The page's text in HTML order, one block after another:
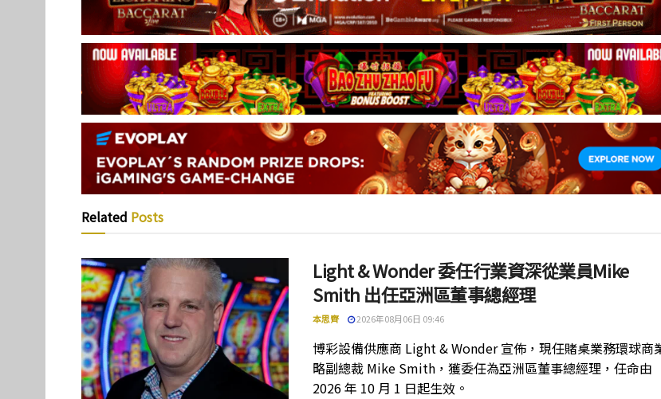
Related Posts
Light & Wonder 委任行業資深從業員Mike
Smith 出任亞洲區董事總經理
本思齊 2026年08月06日 09:46
博彩設備供應商 Light & Wonder 宣佈，現任賭桌業務環球商
略副總裁 Mike Smith，獲委任為亞洲區董事總經理，任命由
2026 年 10 月 1 日起生效。